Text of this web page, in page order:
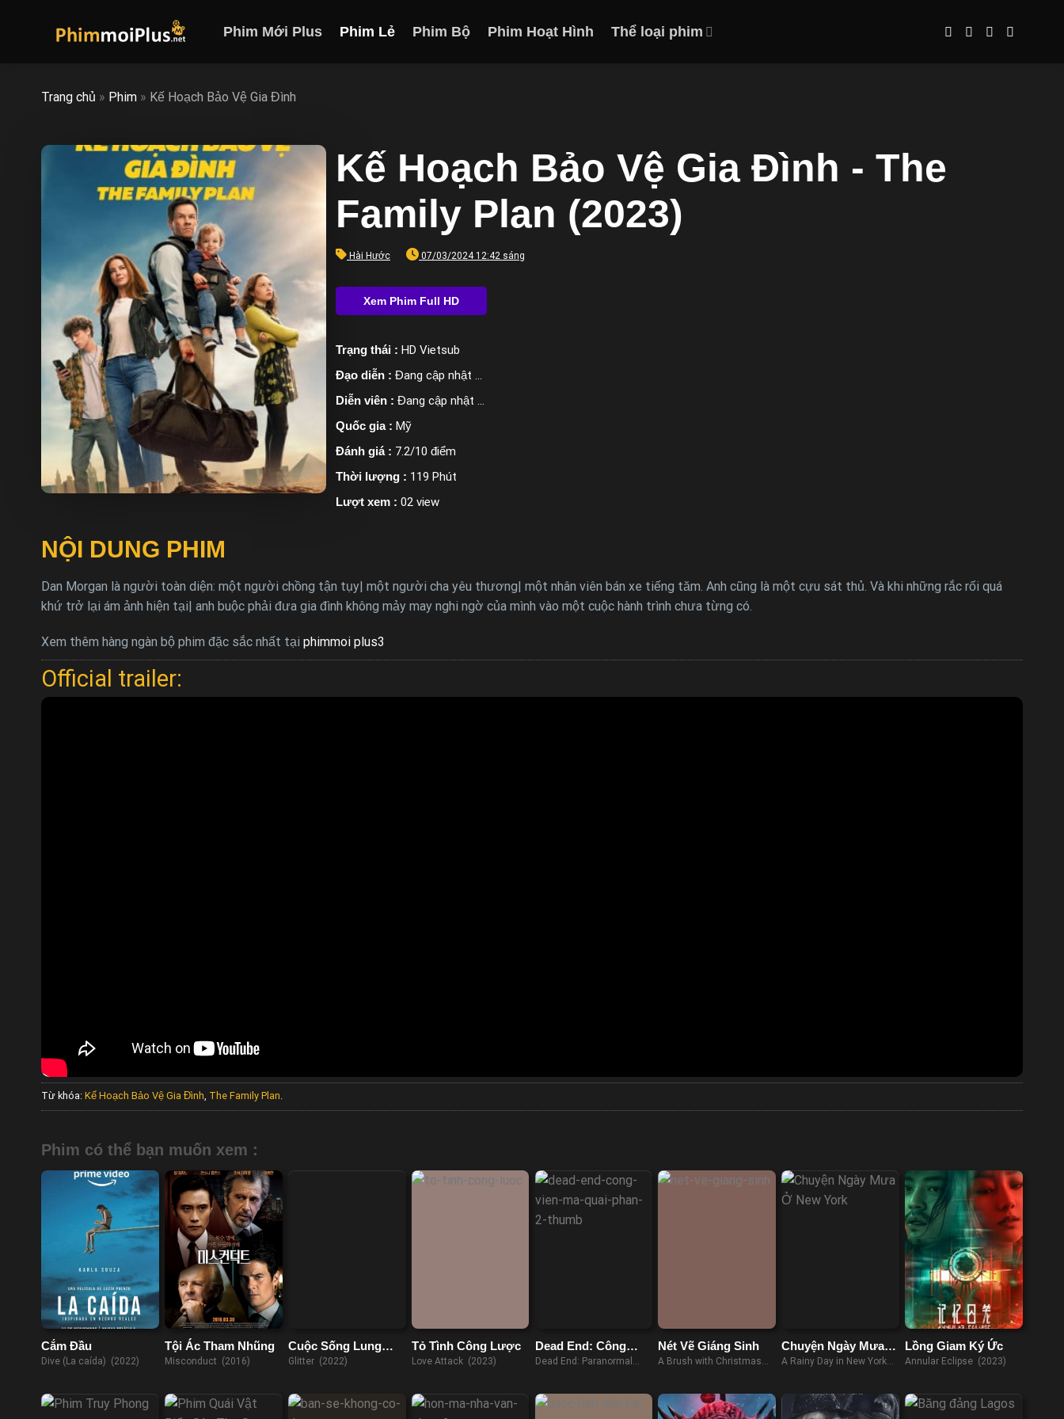
Phim Mới Plus Phim Lẻ Phim Bộ Phim Hoạt Hình Thể loại phim
Trang chủ » Phim » Kế Hoạch Bảo Vệ Gia Đình
Kế Hoạch Bảo Vệ Gia Đình - The
Family Plan (2023)
Hài Hước 07/03/2024 12:42 sáng
Trạng thái : HD Vietsub
Đạo diễn : Đang cập nhật ...
Diễn viên : Đang cập nhật ...
Quốc gia : Mỹ
Đánh giá : 7.2/10 điểm
Thời lượng : 119 Phút
Lượt xem : 02 view
NỘI DUNG PHIM
Dan Morgan là người toàn diện: một người chồng tận tụy| một người cha yêu thương| một nhân viên bán xe tiếng tăm. Anh cũng là một cựu sát thủ. Và khi những rắc rối quá
khứ trở lại ám ảnh hiện tại| anh buộc phải đưa gia đình không mảy may nghi ngờ của mình vào một cuộc hành trình chưa từng có.
Xem thêm hàng ngàn bộ phim đặc sắc nhất tại phimmoi plus3
Official trailer:
Từ khóa: Kế Hoạch Bảo Vệ Gia Đình The Family Plan
Phim có thể bạn muốn xem :
Cắm Đầu
Dive (La caída) (2022)
Tội Ác Tham Nhũng
Misconduct (2016)
Cuộc Sống Lung
Linh
Glitter (2022)
Tỏ Tình Công Lược
Love Attack (2023)
Dead End: Công
Viên Ma Quái (Phần
Dead End: Paranormal
Nét Vẽ Giáng Sinh
A Brush with Christmas
Chuyện Ngày Mưa Ở
New York
A Rainy Day in New York
Lồng Giam Ký Ức
Annular Eclipse (2023)